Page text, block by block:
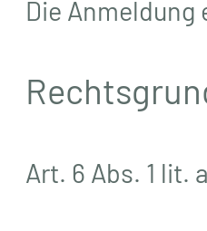
Die
Art. 6 Abs. 1 lit.